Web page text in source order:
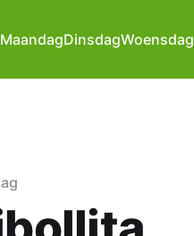
MaandagDinsdagWoensdag